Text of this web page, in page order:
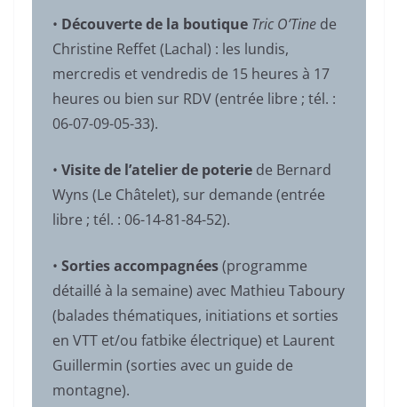
• Découverte de la boutique Tric O’Tinede
Christine Reffet (Lachal) : les lundis,
mercredis et vendredis de 15 heures à 17
heures ou bien sur RDV (entrée libre ; tél. :
06-07-09-05-33).
• Visite de l’atelier de poteriede Bernard
Wyns (Le Châtelet), sur demande (entrée
libre ; tél. : 06-14-81-84-52).
• Sorties accompagnées(programme
détaillé à la semaine) avec Mathieu Taboury
(balades thématiques, initiations et sorties
en VTT et/ou fatbike électrique) et Laurent
Guillermin (sorties avec un guide de
montagne).